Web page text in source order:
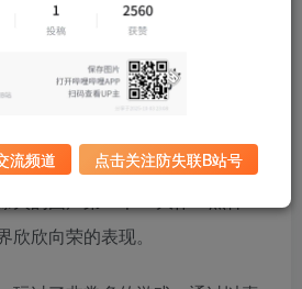
就开始接触游戏直到参与工作的
资深的游戏爱好者了，从一开始
、雪人兄弟等红白机的像素游
例如游戏史上鼎鼎有名的GTA5、
欣向荣的表现。
流频道 点击关注防失联B站号